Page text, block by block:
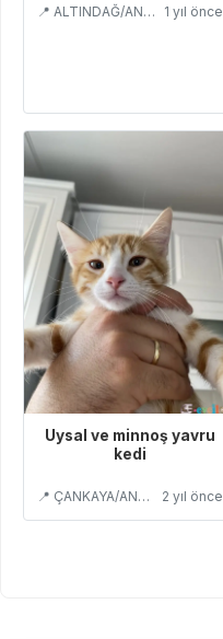
📍 ALTINDAĞ/ANKARA 1 yıl önce
Uysal ve minnoş yavru
kedi
📍 ÇANKAYA/ANKARA 2 yıl önce